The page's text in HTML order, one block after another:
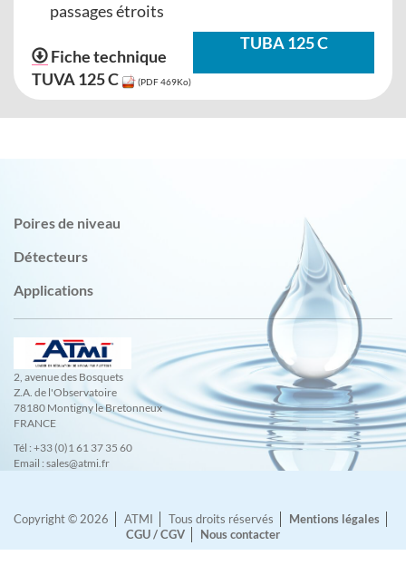
passages étroits
TUBA 125 C
Fiche technique
TUVA 125 C
(PDF 469Ko)
Poires de niveau
Détecteurs
Applications
2, avenue des Bosquets
Z.A. de l'Observatoire
78180 Montigny le Bretonneux
FRANCE
Tél : +33 (0)1 61 37 35 60
Email : sales@atmi.fr
Copyright © 2026 ATMI Tous droits réservés
Mentions légales
CGU / CGV
Nous contacter